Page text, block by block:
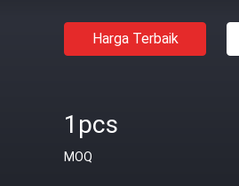
Harga Terbaik
1pcs
MOQ